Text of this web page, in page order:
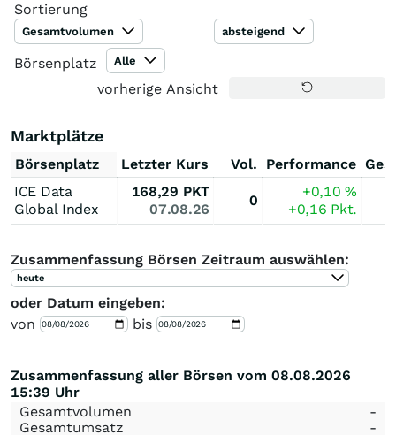
Sortierung
Gesamtvolumen absteigend
Börsenplatz Alle
vorherige Ansicht
Marktplätze
Börsenplatz Letzter Kurs Vol. Performance
ICE Data
Global Index
168,29 PKT
07.08.26
0
+0,10%
+0,16 Pkt.
Zusammenfassung Börsen Zeitraum auswählen:
heute
oder Datum eingeben:
von
bis
Zusammenfassung aller Börsen vom 08.08.2026
15:39 Uhr
Gesamtvolumen
-
Gesamtumsatz
-